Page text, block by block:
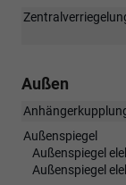
Außen
Außenspiegel
Außenspiegel
Außenspiegel